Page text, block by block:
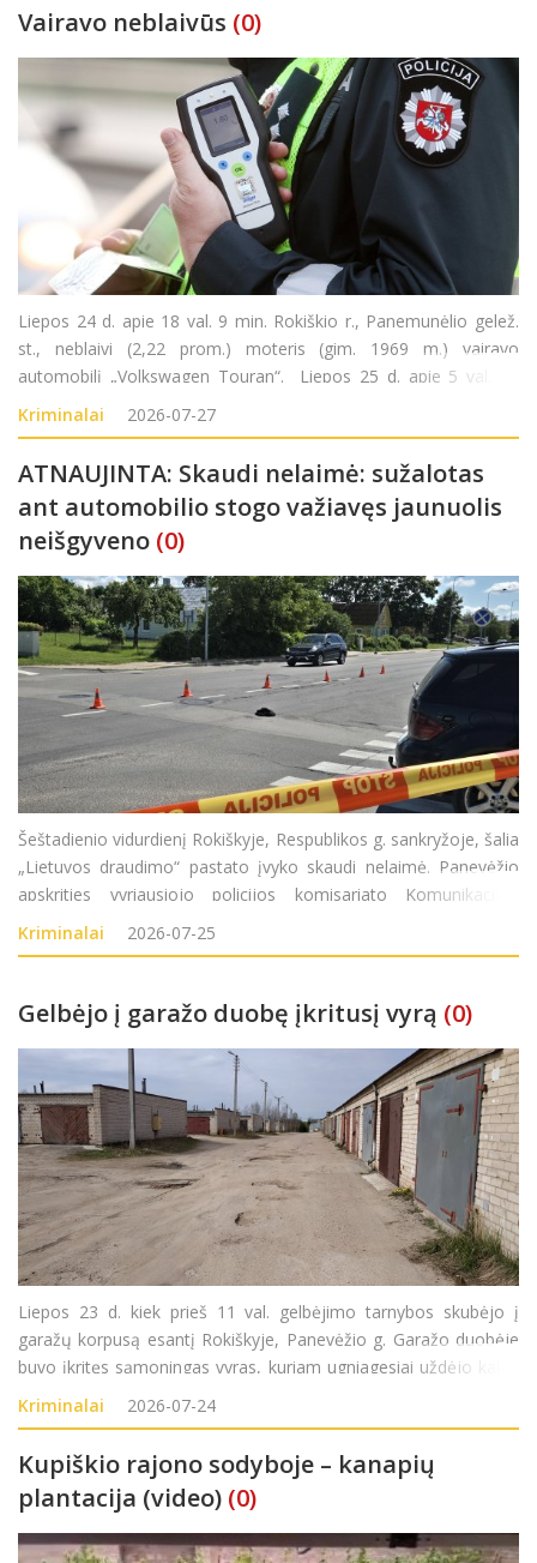
Vairavo neblaivūs (0)
Liepos 24 d. apie 18 val. 9 min. Rokiškio r., Panemunėlio gelež.
st., neblaivi (2,22 prom.) moteris (gim. 1969 m.) vairavo
automobilį „Volkswagen Touran“. Liepos 25 d. apie 5 val. 40
min. Rokiškio r., Kazliškėlio k., neblaivus (1,88 prom.) vyras (gim.
2008 m.)
Kriminalai 2026-07-27
ATNAUJINTA: Skaudi nelaimė: sužalotas
ant automobilio stogo važiavęs jaunuolis
neišgyveno (0)
Šeštadienio vidurdienį Rokiškyje, Respublikos g. sankryžoje, šalia
„Lietuvos draudimo“ pastato įvyko skaudi nelaimė. Panevėžio
apskrities vyriausiojo policijos komisariato Komunikacijos
poskyrio vyriausioji specialistė Akvilė Aleksejeva „Rokiškio
Kriminalai 2026-07-25
Gelbėjo į garažo duobę įkritusį vyrą (0)
Liepos 23 d. kiek prieš 11 val. gelbėjimo tarnybos skubėjo į
garažų korpusą esantį Rokiškyje, Panevėžio g. Garažo duobėje
buvo įkritęs sąmoningas vyras, kuriam ugniagesiai uždėjo kaklo
įtvarą, iškėlė jį iš garažo duobės ir perdavė greitosios medicinos
pagalbos medikams.
Kriminalai 2026-07-24
Kupiškio rajono sodyboje – kanapių
plantacija (video) (0)